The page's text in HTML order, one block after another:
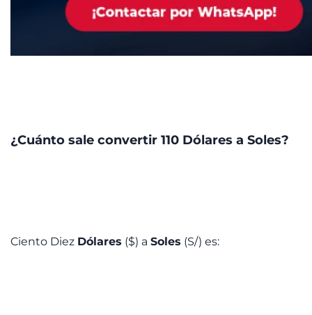
¿Cuánto sale convertir 110 Dólares a Soles?
Ciento Diez Dólares ($) a Soles (S/) es: